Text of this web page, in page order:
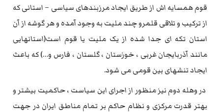
قوم همسایه اش از طریق ایجاد مرزبندهای سیاسی – استانی که
از ترکیب و تلاقی قلمرو چند ملیت به وجود آمده و هر گوشه از آن
استان تکه ای جدا شده از یک ملیت یا قوم است(استانهایی
مانند آذربایجان غربی ، خوزستان ، گلستان ، فارس و…) که باعث
ایجاد تنشهای بین قومی می شود.
در وهله دوم نیز منظور از اجرای این سیاست ، حاکمیت بیشتر و
بهتر قدرت مرکزی و نظام حاکم بر تمام مناطق ایران در جهت